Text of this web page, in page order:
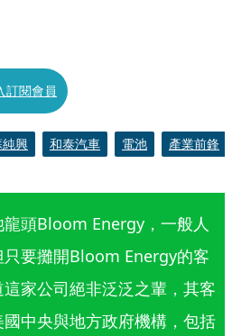
訂閱會員
興 和泰汽車 電池 產業前鋒
頭Bloom Energy，一般人
要攤開Bloom Energy的客
家公司絕非泛泛之輩，其客
中央與地方政府機構，包括